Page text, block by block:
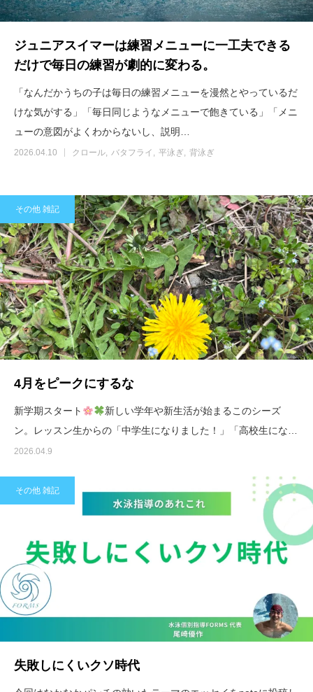
ジュニアスイマーは練習メニューに一工夫できる
だけで毎日の練習が劇的に変わる。
「なんだかうちの子は毎日の練習メニューを漫然とやっているだ
けな気がする」「毎日同じようなメニューで飽きている」「メニ
ューの意図がよくわからないし、説明…
2026.04.10 クロール バタフライ 平泳ぎ 背泳ぎ
その他 雑記
4月をピークにするな
新学期スタート
新しい学年や新生活が始まるこのシーズ
ン。レッスン生からの「中学生になりました！」「高校生にな…
2026.04.9
その他 雑記
失敗しにくいクソ時代